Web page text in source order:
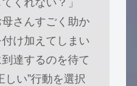
くれない？」
母さんすごく助か
け加えてしまい
達するのを待て
しい”行動を選択